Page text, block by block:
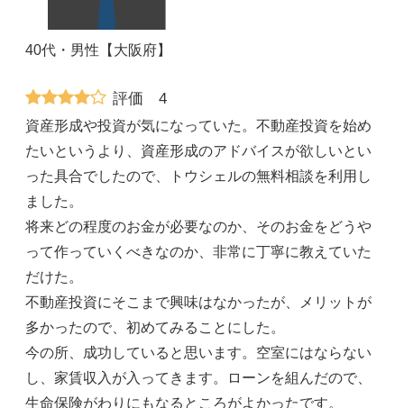
40代・男性【大阪府】
評価 4
資産形成や投資が気になっていた。不動産投資を始め
たいというより、資産形成のアドバイスが欲しいとい
った具合でしたので、トウシェルの無料相談を利用し
ました。
将来どの程度のお金が必要なのか、そのお金をどうや
って作っていくべきなのか、非常に丁寧に教えていた
だけた。
不動産投資にそこまで興味はなかったが、メリットが
多かったので、初めてみることにした。
今の所、成功していると思います。空室にはならない
し、家賃収入が入ってきます。ローンを組んだので、
生命保険がわりにもなるところがよかったです。